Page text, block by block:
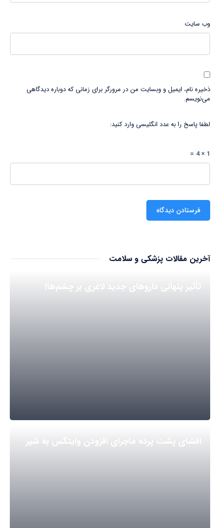
وب‌ سایت
ذخیره نام، ایمیل و وبسایت من در مرورگر برای زمانی که دوباره دیدگاهی
می‌نویسم.
لطفا پاسخ را به عدد انگلیسی وارد کنید:
1 × 4 =
آخرین مقالات پزشکی و سلامت
تأثیر پنهانی داروهای جدید لاغری بر چشم‌ها!
افشای پشت پرده ماجرای افزودن وایتکس به شیر